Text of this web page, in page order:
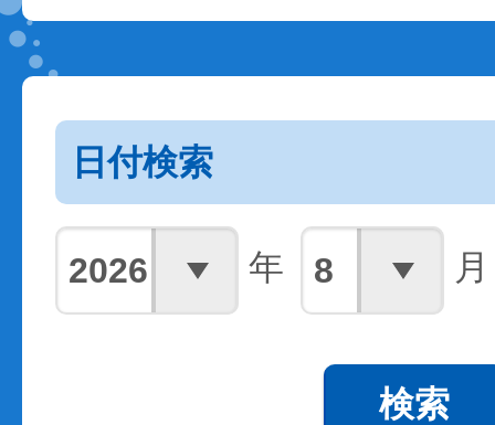
日付検索
年 月
検索